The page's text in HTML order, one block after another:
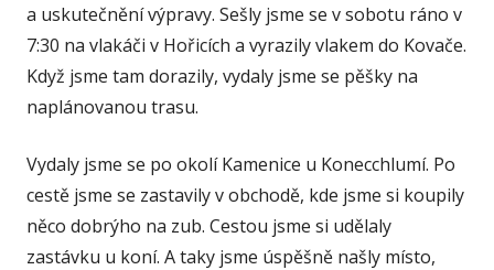
a uskutečnění výpravy. Sešly jsme se v sobotu ráno v
7:30 na vlakáči v Hořicích a vyrazily vlakem do Kovače.
Když jsme tam dorazily, vydaly jsme se pěšky na
naplánovanou trasu.
Vydaly jsme se po okolí Kamenice u Konecchlumí. Po
cestě jsme se zastavily v obchodě, kde jsme si koupily
něco dobrýho na zub. Cestou jsme si udělaly
zastávku u koní. A taky jsme úspěšně našly místo,